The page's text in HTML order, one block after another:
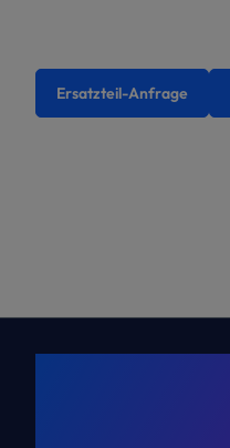
Ersatzteil-Anfrage